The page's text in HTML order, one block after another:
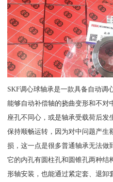
SKF调心球轴承是一款具备自动调
能够自动补偿轴的挠曲变形和不对
座孔不同心，或是轴承受载荷后发
保持顺畅运转，因为对中问题产生
损，这一点是很多普通轴承无法做
它的内孔有圆柱孔和圆锥孔两种结
形轴安装，也能通过紧定套、退卸